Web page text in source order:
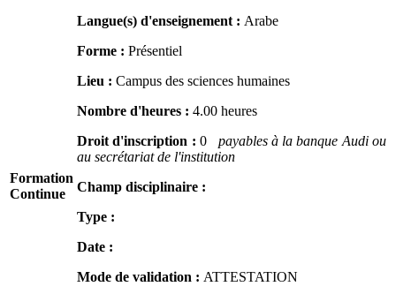
Formation
Continue
Langue(s) d'enseignement : Arabe
Forme : Présentiel
Lieu : Campus des sciences humaines
Nombre d'heures : 4.00 heures
Droit d'inscription : 0 payables à la banque Audi ou
au secrétariat de l'institution
Champ disciplinaire :
Type :
Date :
Mode de validation : ATTESTATION